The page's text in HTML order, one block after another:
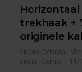
trekhaak +
originele
Skoda Octavia I
deurs, Combi | 11/